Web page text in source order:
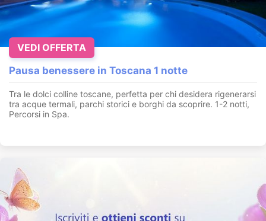
Pausa benessere in Toscana 1 notte
Tra le dolci colline toscane, perfetta per chi desidera rigenerarsi
tra acque termali, parchi storici e borghi da scoprire. 1-2 notti,
Percorsi in Spa.
VEDI OFFERTA